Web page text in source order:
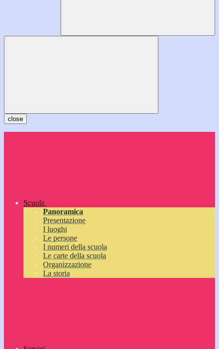
close
Scuola
Panoramica
Presentazione
I luoghi
Le persone
I numeri della scuola
Le carte della scuola
Organizzazione
La storia